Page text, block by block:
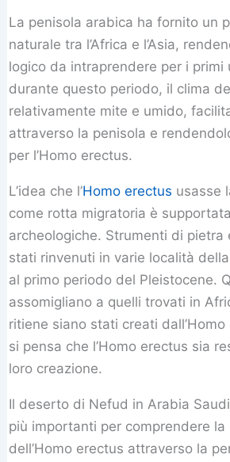
La penisola arabica ha fornito un
naturale tra l’Africa e l’Asia,
logico da intraprendere per i primi
durante questo periodo, il clima
relativamente mite e umido,
attraverso la penisola e
per l’Homo erectus.
L’idea che l’Homo erectus usasse
come rotta migratoria è
archeologiche. Strumenti di pietra
stati rinvenuti in varie località
al primo periodo del Pleistocene.
assomigliano a quelli trovati in
ritiene siano stati creati
si pensa che l’Homo erectus sia
loro creazione.
Il deserto di Nefud in Arabia
più importanti per comprendere la
dell’Homo erectus attraverso la